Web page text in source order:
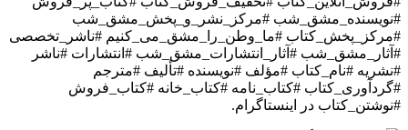
#نویسنده_مشق_شب #مرکز_نشر_و_پخش_مشق_شب
#مرکز_پخش_کتاب #ما_وطن_را_مشق_می_کنیم #ناشر_تخصصی
#آثار_مشق_شب #آثار_انتشارات_مشق_شب #انتشارات #ناشر
#نشریه #نام_کتاب #مؤلف #نویسنده #تألیف #مترجم
#گردآوری_کتاب #کتاب_نامه #کتاب_خانه #کتاب_فروش
#نوشتن_کتاب در اینستاگرام.